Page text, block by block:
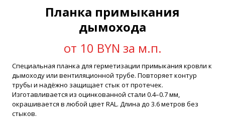
Планка примыкания
дымохода
от 10 BYN за м.п.
Специальная планка для герметизации примыкания кровли к
дымоходу или вентиляционной трубе. Повторяет контур
трубы и надёжно защищает стык от протечек.
Изготавливается из оцинкованной стали 0.4–0.7 мм,
окрашивается в любой цвет RAL. Длина до 3.6 метров без
стыков.